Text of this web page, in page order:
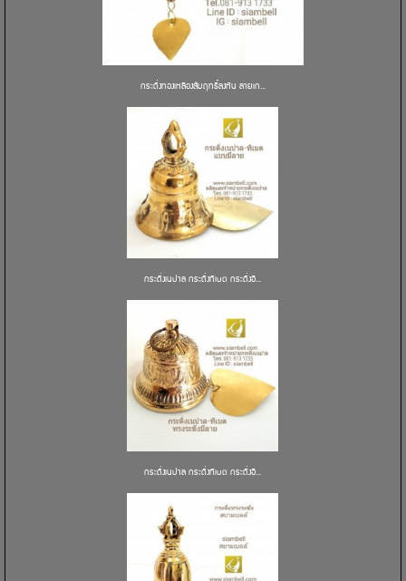
กระดิ่งทองเหลืองสัมฤทธิ์ลงหิน ลายเก...
กระดิ่งเนปาล กระดิ่งทิเบต กระดิ่งอิ...
กระดิ่งเนปาล กระดิ่งทิเบต กระดิ่งอิ...